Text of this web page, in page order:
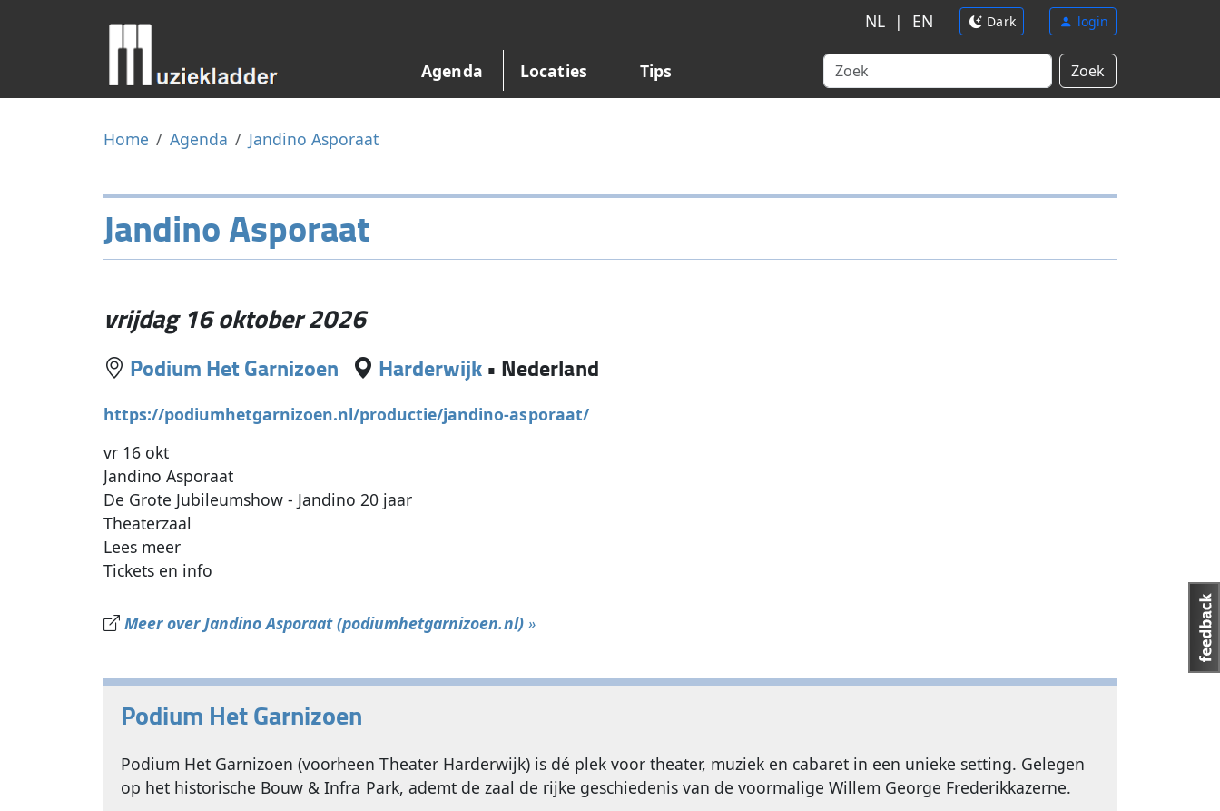
NL | EN Dark login
Agenda Locaties Tips Zoek
Home Agenda Jandino Asporaat
Jandino Asporaat
vrijdag 16 oktober 2026
Podium Het Garnizoen Harderwijk • Nederland
https://podiumhetgarnizoen.nl/productie/jandino-asporaat/
vr 16 okt
Jandino Asporaat
De Grote Jubileumshow - Jandino 20 jaar
Theaterzaal
Lees meer
Tickets en info
Meer over Jandino Asporaat (podiumhetgarnizoen.nl)»
Podium Het Garnizoen
Podium Het Garnizoen (voorheen Theater Harderwijk) is dé plek voor theater, muziek en cabaret in een unieke setting. Gelegen
op het historische Bouw & Infra Park, ademt de zaal de rijke geschiedenis van de voormalige Willem George Frederikkazerne.